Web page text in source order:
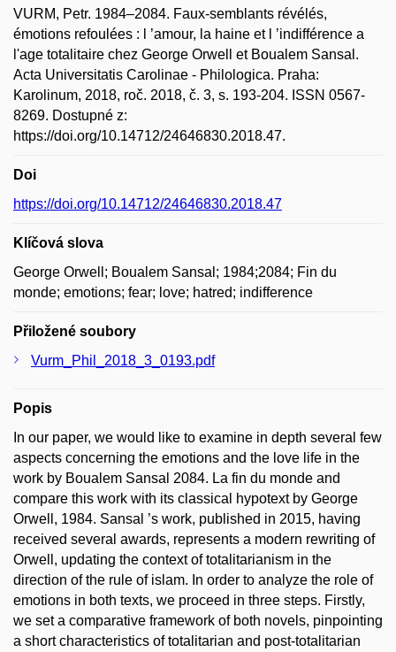
VURM, Petr. 1984–2084. Faux-semblants révélés,
émotions refoulées : l ’amour, la haine et l ’indifférence a
l'age totalitaire chez George Orwell et Boualem Sansal.
Acta Universitatis Carolinae - Philologica. Praha:
Karolinum, 2018, roč. 2018, č. 3, s. 193-204. ISSN 0567-
8269. Dostupné z:
https://doi.org/10.14712/24646830.2018.47.
Doi
https://doi.org/10.14712/24646830.2018.47
Klíčová slova
George Orwell; Boualem Sansal; 1984;2084; Fin du
monde; emotions; fear; love; hatred; indifference
Přiložené soubory
Vurm_Phil_2018_3_0193.pdf
Popis
In our paper, we would like to examine in depth several few
aspects concerning the emotions and the love life in the
work by Boualem Sansal 2084. La fin du monde and
compare this work with its classical hypotext by George
Orwell, 1984. Sansal ’s work, published in 2015, having
received several awards, represents a modern rewriting of
Orwell, updating the context of totalitarianism in the
direction of the rule of islam. In order to analyze the role of
emotions in both texts, we proceed in three steps. Firstly,
we set a comparative framework of both novels, pinpointing
a short characteristics of totalitarian and post-totalitarian